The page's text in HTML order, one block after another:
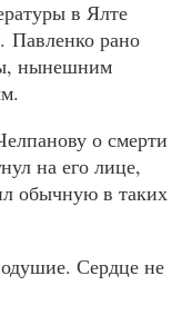
в Ялте
рано
нынешним
о смерти
на его лице,
обычную в таких
Сердце не